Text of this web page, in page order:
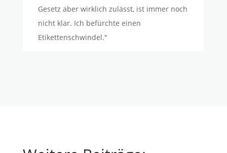
Gesetz aber wirklich zulässt, ist immer noch
nicht klar. Ich befürchte einen
Etikettenschwindel."